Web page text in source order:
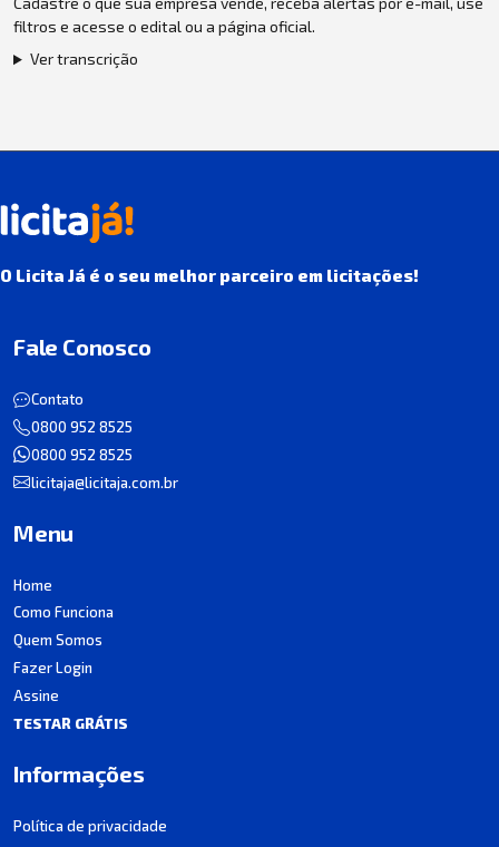
filtros e acesse o edital ou a página oficial.
Ver transcrição
O Licita Já é o seu melhor parceiro em licitações!
Fale Conosco
Contato
0800 952 8525
0800 952 8525
licitaja@licitaja.com.br
Menu
Home
Como Funciona
Quem Somos
Fazer Login
Assine
TESTAR GRÁTIS
Informações
Política de privacidade